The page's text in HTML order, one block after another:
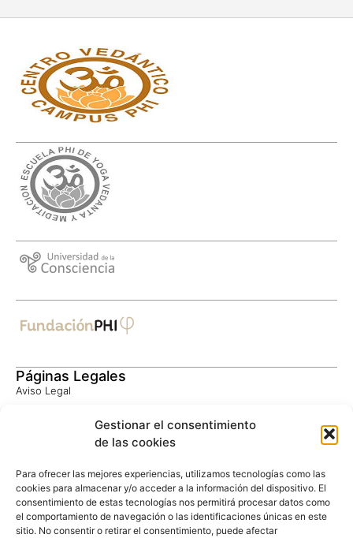
Gestionar el consentimiento
de las cookies
Para ofrecer las mejores experiencias, utilizamos tecnologías como las
cookies para almacenar y/o acceder a la información del dispositivo. El
consentimiento de estas tecnologías nos permitirá procesar datos como
el comportamiento de navegación o las identificaciones únicas en este
sitio. No consentir o retirar el consentimiento, puede afectar
Páginas Legales
Aviso Legal
Consentimiento Informado
Política de Cookies
Términos Google
Contacto